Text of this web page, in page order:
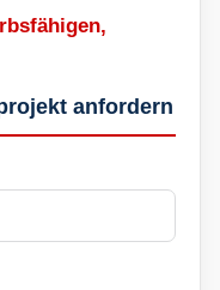
anfordern